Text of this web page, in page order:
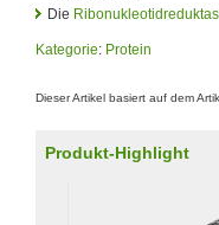
Die
Kategorie: Protein
Dieser Artikel basiert auf dem
Produkt-Highlight